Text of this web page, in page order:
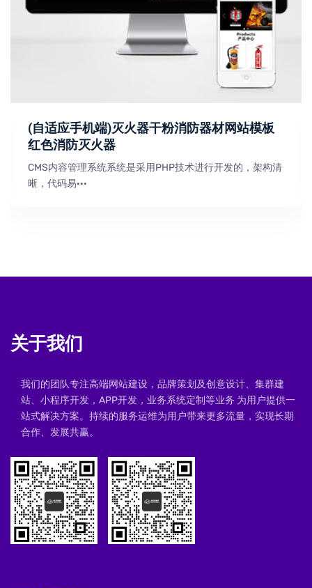
(自适应手机端)灭火器干粉消防器材网站模板
红色消防灭火器
CMS内容管理系统系统是采用PHP技术进行开发的，架构清
晰，代码易···
关于我们
我们的团队专注高端网站建设，品牌策划及创意设计、集群建
站、小程序开发，APP开发，业务系统定制等业务 为用户提供一
站式解决方案。持续的服务运维为用户带来更多流量，实现长期
合作、发展共赢。